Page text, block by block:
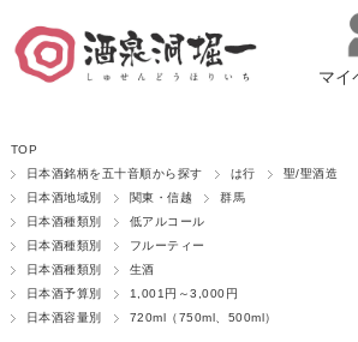
マイページへログ
マイ
TOP
日本酒銘柄を五十音順から探す
は行
聖/聖酒造
日本酒地域別
関東・信越
群馬
日本酒種類別
低アルコール
日本酒種類別
フルーティー
日本酒種類別
生酒
日本酒予算別
1,001円～3,000円
日本酒容量別
720ml（750ml、500ml）